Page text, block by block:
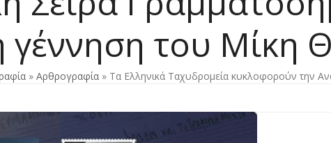
γέννηση του Μίκη
» Αρθρογραφία» Τα Ελληνικά Ταχυδρομεία κυκλοφορούν την